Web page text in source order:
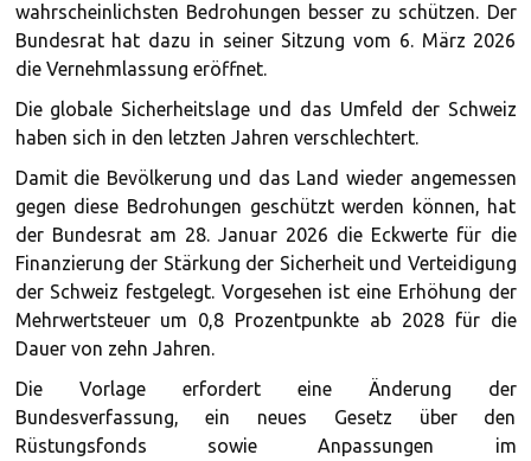
wahrscheinlichsten Bedrohungen besser zu schützen. Der
Bundesrat hat dazu in seiner Sitzung vom 6. März 2026
die Vernehmlassung eröffnet.
Die globale Sicherheitslage und das Umfeld der Schweiz
haben sich in den letzten Jahren verschlechtert.
Damit die Bevölkerung und das Land wieder angemessen
gegen diese Bedrohungen geschützt werden können, hat
der Bundesrat am 28. Januar 2026 die Eckwerte für die
Finanzierung der Stärkung der Sicherheit und Verteidigung
der Schweiz festgelegt. Vorgesehen ist eine Erhöhung der
Mehrwertsteuer um 0,8 Prozentpunkte ab 2028 für die
Dauer von zehn Jahren.
Die Vorlage erfordert eine Änderung der
Bundesverfassung, ein neues Gesetz über den
Rüstungsfonds sowie Anpassungen im